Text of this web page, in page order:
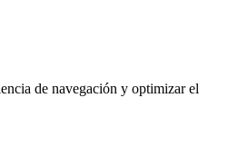
de navegación y optimizar el